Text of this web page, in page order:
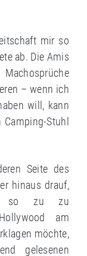
mir so
ab. Die Amis
– wenn ich
will, kann
Stuhl
Seite des
hinaus drauf,
so zu zu
am
möchte,
gelesenen